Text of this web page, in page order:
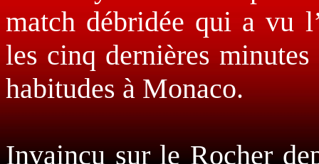
match débridée qui a vu
les cinq dernières
habitudes à Monaco.
Invaincu sur le Rocher